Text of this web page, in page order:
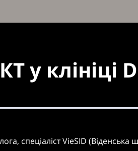
у клініці
спеціаліст VieSID (Віденська